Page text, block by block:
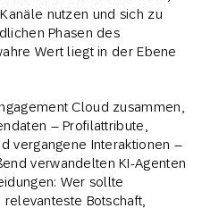
nutzen und sich zu
Phasen des
Wert liegt in der Ebene
Cloud zusammen,
– Profilattribute,
vergangene Interaktionen –
verwandelten KI-Agenten
Wer sollte
Botschaft,